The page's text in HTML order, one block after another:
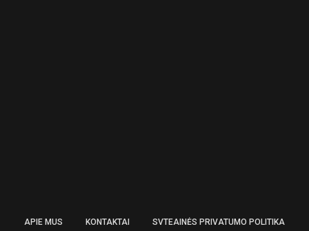
APIE MUS KONTAKTAI SVTEAINĖS PRIVATUMO POLITIKA